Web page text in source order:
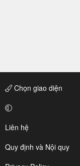
Chọn giao diện
Liên hệ
Quy định và Nội quy